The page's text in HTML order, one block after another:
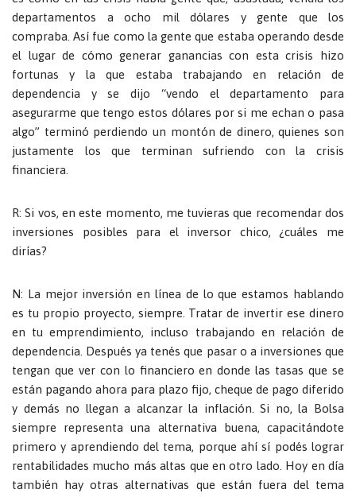
departamentos a ocho mil dólares y gente que los
compraba. Así fue como la gente que estaba operando desde
el lugar de cómo generar ganancias con esta crisis hizo
fortunas y la que estaba trabajando en relación de
dependencia y se dijo “vendo el departamento para
asegurarme que tengo estos dólares por si me echan o pasa
algo” terminó perdiendo un montón de dinero, quienes son
justamente los que terminan sufriendo con la crisis
financiera.
R: Si vos, en este momento, me tuvieras que recomendar dos
inversiones posibles para el inversor chico, ¿cuáles me
dirías?
N: La mejor inversión en línea de lo que estamos hablando
es tu propio proyecto, siempre. Tratar de invertir ese dinero
en tu emprendimiento, incluso trabajando en relación de
dependencia. Después ya tenés que pasar o a inversiones que
tengan que ver con lo financiero en donde las tasas que se
están pagando ahora para plazo fijo, cheque de pago diferido
y demás no llegan a alcanzar la inflación. Si no, la Bolsa
siempre representa una alternativa buena, capacitándote
primero y aprendiendo del tema, porque ahí sí podés lograr
rentabilidades mucho más altas que en otro lado. Hoy en día
también hay otras alternativas que están fuera del tema